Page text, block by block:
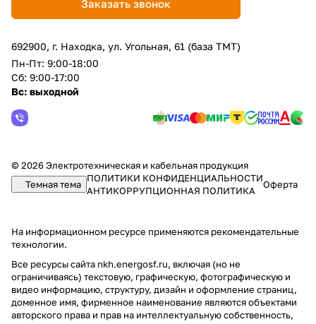
Заказать звонок
692900, г. Находка, ул. Угольная, 61 (база ТМТ)
Пн-Пт: 9:00-18:00
Сб: 9:00-17:00
Вс: выходной
© 2026 Электротехническая и кабельная продукция
Темная тема
ПОЛИТИКИ КОНФИДЕНЦИАЛЬНОСТИ
АНТИКОРРУПЦИОННАЯ ПОЛИТИКА
Оферта
На информационном ресурсе применяются рекомендательные
технологии.
Все ресурсы сайта nkh.energosf.ru, включая (но не
ограничиваясь) текстовую, графическую, фотографическую и
видео информацию, структуру, дизайн и оформление страниц,
доменное имя, фирменное наименование являются объектами
авторского права и прав на интеллектуальную собственность,